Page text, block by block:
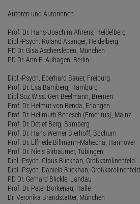
Autoren und Autorinnen
Prof. Dr. Hans-Joachim Ahrens, Heidelberg
Dipl.-Psych. Roland Asanger, Heidelberg
PD Dr. Gisa Aschersleben, München
PD Dr. Ann E. Auhagen, Berlin
Dipl.-Psych. Eberhard Bauer, Freiburg
Prof. Dr. Eva Bamberg, Hamburg
Dipl.Soz.Wiss. Gert Beelmann, Bremen
Prof. Dr. Helmut von Benda, Erlangen
Prof. Dr. Hellmuth Benesch (Emeritus), Mainz
Prof. Dr. Detlef Berg, Bamberg
Prof. Dr. Hans Werner Bierhoff, Bochum
Prof. Dr. Elfriede Billmann-Mahecha, Hannover
Prof. Dr. Niels Birbaumer, Tübingen
Dipl.-Psych. Claus Blickhan, Großkarolinenfeld
Dipl.-Psych. Daniela Blickhan, Großkarolinenfeld
PD Dr. Gerhard Blickle, Landau
Prof. Dr. Peter Borkenau, Halle
Dr. Veronika Brandstätter, München